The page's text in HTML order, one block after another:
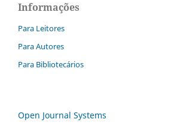
Informações
Para Leitores
Para Autores
Para Bibliotecários
Open Journal Systems